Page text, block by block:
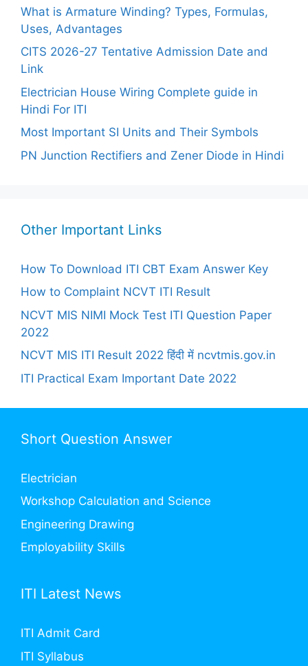
What is Armature Winding? Types, Formulas,
Uses, Advantages
CITS 2026-27 Tentative Admission Date and
Link
Electrician House Wiring Complete guide in
Hindi For ITI
Most Important SI Units and Their Symbols
PN Junction Rectifiers and Zener Diode in Hindi
Other Important Links
How To Download ITI CBT Exam Answer Key
How to Complaint NCVT ITI Result
NCVT MIS NIMI Mock Test ITI Question Paper
2022
NCVT MIS ITI Result 2022 हिंदी में ncvtmis.gov.in
ITI Practical Exam Important Date 2022
Short Question Answer
Electrician
Workshop Calculation and Science
Engineering Drawing
Employability Skills
ITI Latest News
ITI Admit Card
ITI Syllabus